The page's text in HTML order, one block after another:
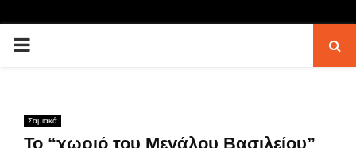
PRIMARY
Σαμιακά
Το “χωριό του Μεγάλου Βασιλείου”